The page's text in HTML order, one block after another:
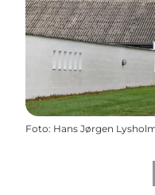
Foto: Hans Jørgen